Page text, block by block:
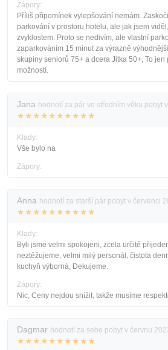
Zápory:
Příliš připomínek vylepšování nemám.
parkování v prostoru hotelu, ale jak jsem
zvyklostem. Proto se nedivím, ale vlastní
zaparkováním 15 minut za výrazně
skupiny seniorů 75+ a dcera Jitka 50+, To jen
možností.
Jana hodnotí za pár ve středním věku pobyt
★★★★★★★★★★
Klady:
Vše bylo na
Zápory:
Anna hodnotí za starší pár pobyt v červenci
★★★★★★★★★★
Klady:
Byli jsme velmi spokojeni, zcela určitě
neztěžujeme, velmi milý personál, čistota
kuchyň výborná, Dekujeme.
Zápory:
Nic, Ceny nejdou snížit, takže musíme
Dagmar hodnotí za sebe pobyt v červnu
★★★★★★★★★★